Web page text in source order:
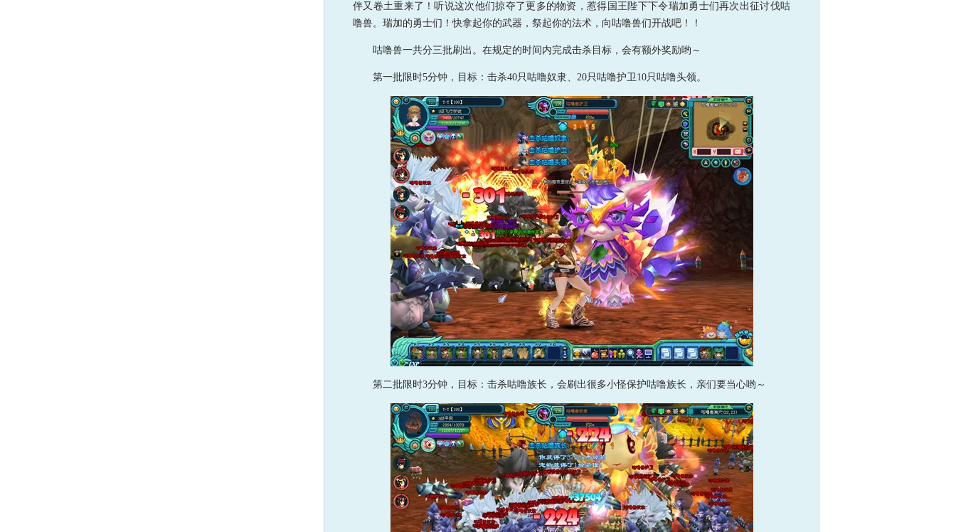
伴又卷土重来了！听说这次他们掠夺了更多的物资，惹得国王陛下下令瑞加勇士们再次出征讨伐咕
噜兽。瑞加的勇士们！快拿起你的武器，祭起你的法术，向咕噜兽们开战吧！！
咕噜兽一共分三批刷出。在规定的时间内完成击杀目标，会有额外奖励哟～
第一批限时5分钟，目标：击杀40只咕噜奴隶、20只咕噜护卫10只咕噜头领。
第二批限时3分钟，目标：击杀咕噜族长，会刷出很多小怪保护咕噜族长，亲们要当心哟～